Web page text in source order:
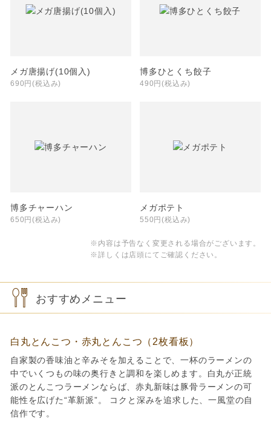
メガ唐揚げ(10個入)
690円(税込み)
博多ひとくち餃子
490円(税込み)
博多チャーハン
650円(税込み)
メガポテト
550円(税込み)
※内容は予告なく変更される場合がございます。
※詳しくは店頭にてご確認ください。
おすすめメニュー
白丸とんこつ・赤丸とんこつ（2枚看板）
自家製の香味油と辛みそを加えることで、一杯のラーメンの
中でいくつもの味の奥行きと調和を楽しめます。白丸が正統
派のとんこつラーメンならば、赤丸新味は豚骨ラーメンの可
能性を広げた“革新派”。 コクと深みを追求した、一風堂の自
信作です。